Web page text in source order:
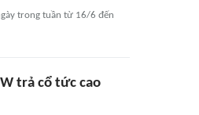
trong tuần từ 16/6 đến
trả cổ tức cao